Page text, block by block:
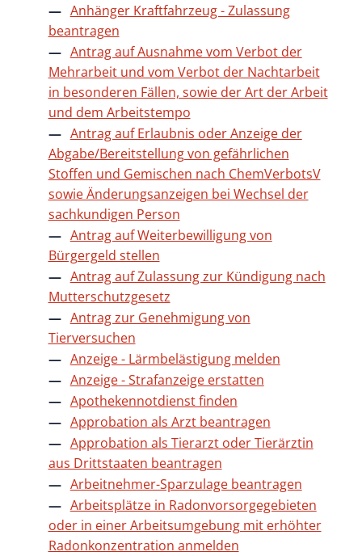
Anhänger Kraftfahrzeug - Zulassung
beantragen
Antrag auf Ausnahme vom Verbot der
Mehrarbeit und vom Verbot der Nachtarbeit
in besonderen Fällen, sowie der Art der Arbeit
und dem Arbeitstempo
Antrag auf Erlaubnis oder Anzeige der
Abgabe/Bereitstellung von gefährlichen
Stoffen und Gemischen nach ChemVerbotsV
sowie Änderungsanzeigen bei Wechsel der
sachkundigen Person
Antrag auf Weiterbewilligung von
Bürgergeld stellen
Antrag auf Zulassung zur Kündigung nach
Mutterschutzgesetz
Antrag zur Genehmigung von
Tierversuchen
Anzeige - Lärmbelästigung melden
Anzeige - Strafanzeige erstatten
Apothekennotdienst finden
Approbation als Arzt beantragen
Approbation als Tierarzt oder Tierärztin
aus Drittstaaten beantragen
Arbeitnehmer-Sparzulage beantragen
Arbeitsplätze in Radonvorsorgegebieten
oder in einer Arbeitsumgebung mit erhöhter
Radonkonzentration anmelden